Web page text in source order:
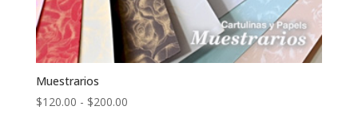
Muestrarios
$120.00 - $200.00Rango